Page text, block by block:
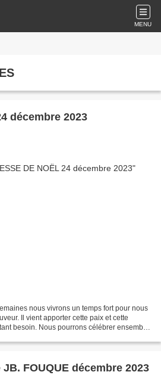
MENU
décembre 2023
nous vivrons un temps fort pour nous
Il vient apporter cette paix et cette
besoin. Nous pourrons célébrer ensemble
FOUQUE décembre 2023